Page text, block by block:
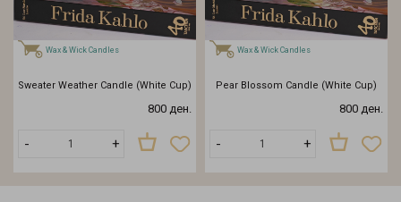
Wax & Wick Candles
Sweater Weather Candle (White Cup)
800 ден.
- +
Wax & Wick Candles
Pear Blossom Candle (White Cup)
800 ден.
- +